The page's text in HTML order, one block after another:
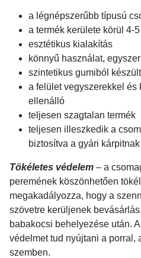
a légnépszerűbb típusú
a termék kerülete körül 4-
esztétikus kialakítás
könnyű használat,
szintetikus gumiból készült
a felület vegyszerekkel és
ellenálló
teljesen szagtalan termék
teljesen illeszkedik a
biztosítva a gyári kárpitnak
Tökéletes védelem – a
peremének köszönhetően
megakadályozza, hogy a
szövetre kerüljenek
babakocsi behelyezése után.
védelmet tud nyújtani a porral,
szemben.